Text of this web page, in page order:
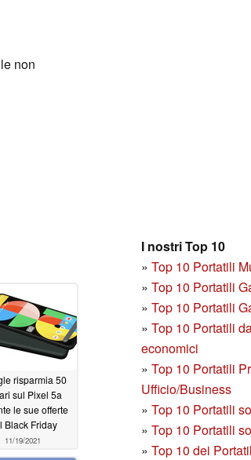
non
I nostri Top 10
» Top 10 Portatili
» Top 10 Portatili
» Top 10 Portatili
» Top 10 Portatili
economici
» Top 10 Portatili
Ufficio/Business
» Top 10 Portatili
» Top 10 Portatili
» Top 10 dei
risparmia 50
sul Pixel 5a
le sue offerte
Black Friday
11/19/2021